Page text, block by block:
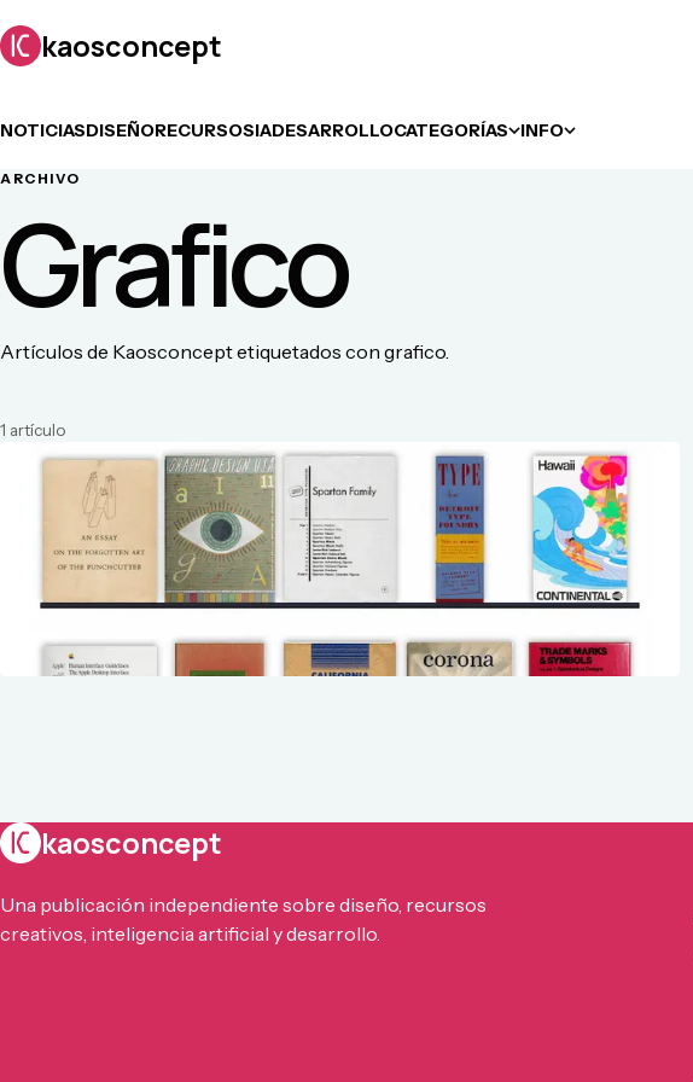
kaosconcept
NOTICIASDISEÑORECURSOSIADESARROLLOCATEGORÍAS INFO
ARCHIVO
Grafico
Artículos de Kaosconcept etiquetados con grafico.
1 artículo
kaosconcept
Una publicación independiente sobre diseño, recursos
creativos, inteligencia artificial y desarrollo.